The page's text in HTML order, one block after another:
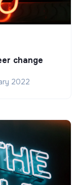
change
2022